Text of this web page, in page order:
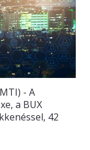
- A
a BUX
42